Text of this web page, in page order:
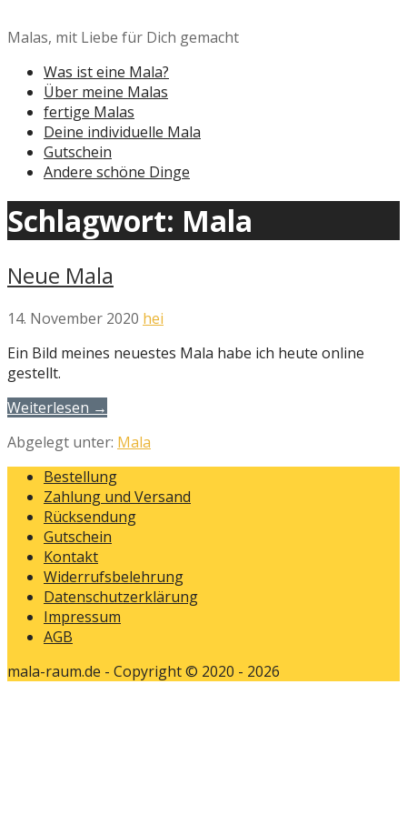
Inhalt
Malas, mit Liebe für Dich gemacht
Was ist eine Mala?
Über meine Malas
fertige Malas
Deine individuelle Mala
Gutschein
Andere schöne Dinge
Schlagwort: Mala
Neue Mala
14. November 2020 hei
Ein Bild meines neuestes Mala habe ich heute online
gestellt.
Weiterlesen →
Abgelegt unter: Mala
Bestellung
Zahlung und Versand
Rücksendung
Gutschein
Kontakt
Widerrufsbelehrung
Datenschutzerklärung
Impressum
AGB
mala-raum.de - Copyright © 2020 - 2026